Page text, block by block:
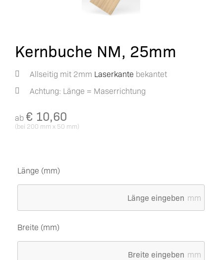
Kernbuche NM, 25mm
Allseitig mit 2mm Laserkante bekantet
Achtung: Länge = Maserrichtung
ab € 10,60
(bei 200 mm x 50 mm)
Länge (mm)
mm
Breite (mm)
mm